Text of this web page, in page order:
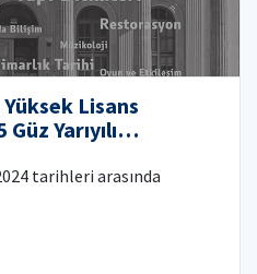
Lisans
Yarıyılı
tarihleri arasında